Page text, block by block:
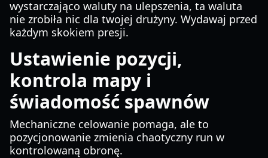
wystarczająco waluty na ulepszenia, ta waluta
nie zrobiła nic dla twojej drużyny. Wydawaj przed
każdym skokiem presji.
Ustawienie pozycji,
kontrola mapy i
świadomość spawnów
Mechaniczne celowanie pomaga, ale to
pozycjonowanie zmienia chaotyczny run w
kontrolowaną obronę.